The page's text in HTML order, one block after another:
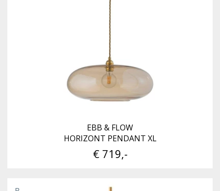
EBB & FLOW
HORIZONT PENDANT XL
€ 719,-